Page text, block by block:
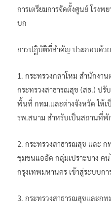
การเตรียมการจัดตั้งศูนย์ โรง
บก
การปฏิบัติที่สำคัญ ประกอบด้วย
1. กระทรวงกลาโหม สำนักงา
กระทรวงสาธารณสุข (สธ.) ปรั
พื้นที่ กทม.และต่างจังหวัด ให้
รพ.สนาม สำหรับเป็นสถานที่พั
2. กระทรวงสาธารณสุข และ
ชุมชนแออัด กลุ่มเปราะบาง ค
กรุงเทพมหานคร เข้าสู่ระบบกา
3. กระทรวงสาธารณสุขและกท